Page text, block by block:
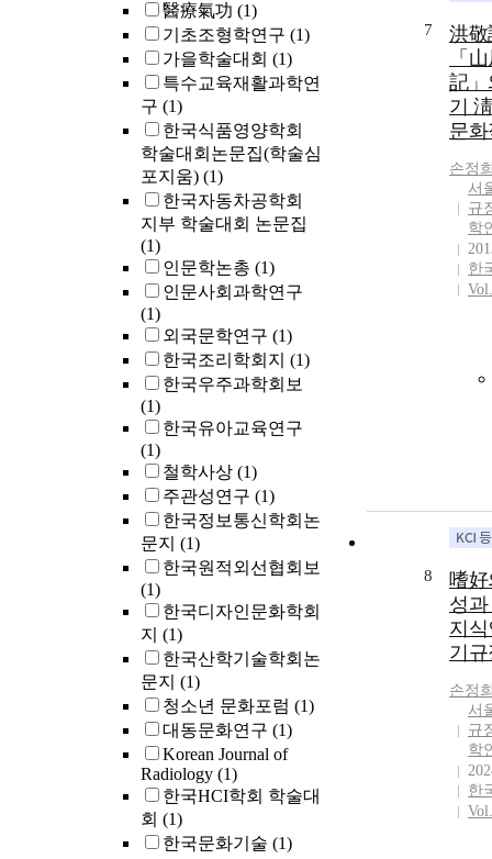
醫療氣功 (1)
기초조형학연구 (1)
가을학술대회 (1)
특수교육재활과학연
구 (1)
한국식품영양학회
학술대회논문집(학술심
포지움) (1)
한국자동차공학회
지부 학술대회 논문집
(1)
인문학논총 (1)
인문사회과학연구
(1)
외국문학연구 (1)
한국조리학회지 (1)
한국우주과학회보
(1)
한국유아교육연구
(1)
철학사상 (1)
주관성연구 (1)
한국정보통신학회논
문지 (1)
한국원적외선협회보
(1)
한국디자인문화학회
지 (1)
한국산학기술학회논
문지 (1)
청소년 문화포럼 (1)
대동문화연구 (1)
Korean Journal of
Radiology (1)
한국HCI학회 학술대
회 (1)
한국문화기술 (1)
7
洪敬
「
記」
기
문
손정
서
규
학
한
8
嗜好
성
지
기규
손정
서
규
학
한